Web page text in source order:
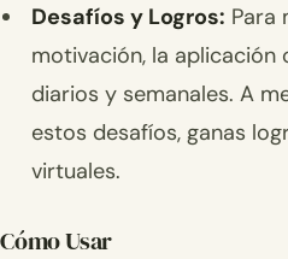
Desafíos y Logros: Para
motivación, la aplicación
diarios y semanales. A
estos desafíos, ganas
virtuales.
Cómo Usar